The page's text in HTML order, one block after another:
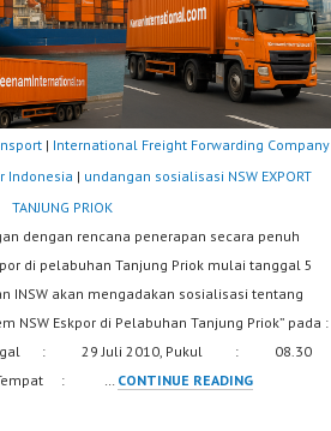
| International Freight Forwarding Company
Indonesia | undangan sosialisasi NSW EXPORT
TANJUNG PRIOK
dengan rencana penerapan secara penuh
di pelabuhan Tanjung Priok mulai tanggal 5
INSW akan mengadakan sosialisasi tentang
NSW Eskpor di Pelabuhan Tanjung Priok” pada :
: 29 Juli 2010, Pukul : 08.30
Tempat : … CONTINUE READINGUNDANGAN